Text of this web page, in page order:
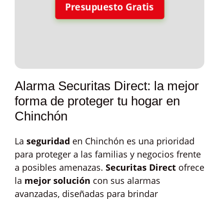
Presupuesto Gratis
Alarma Securitas Direct: la mejor
forma de proteger tu hogar en
Chinchón
La seguridad en Chinchón es una prioridad
para proteger a las familias y negocios frente
a posibles amenazas. Securitas Direct ofrece
la mejor solución con sus alarmas
avanzadas, diseñadas para brindar